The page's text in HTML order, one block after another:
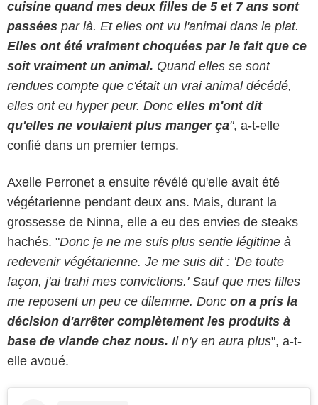
cuisine quand mes deux filles de 5 et 7 ans sont
passées par là. Et elles ont vu l'animal dans le plat.
Elles ont été vraiment choquées par le fait que ce
soit vraiment un animal. Quand elles se sont
rendues compte que c'était un vrai animal décédé,
elles ont eu hyper peur. Donc elles m'ont dit
qu'elles ne voulaient plus manger ça", a-t-elle
confié dans un premier temps.
Axelle Perronet a ensuite révélé qu'elle avait été
végétarienne pendant deux ans. Mais, durant la
grossesse de Ninna, elle a eu des envies de steaks
hachés. "Donc je ne me suis plus sentie légitime à
redevenir végétarienne. Je me suis dit : 'De toute
façon, j'ai trahi mes convictions.' Sauf que mes filles
me reposent un peu ce dilemme. Donc on a pris la
décision d'arrêter complètement les produits à
base de viande chez nous. Il n'y en aura plus", a-t-
elle avoué.